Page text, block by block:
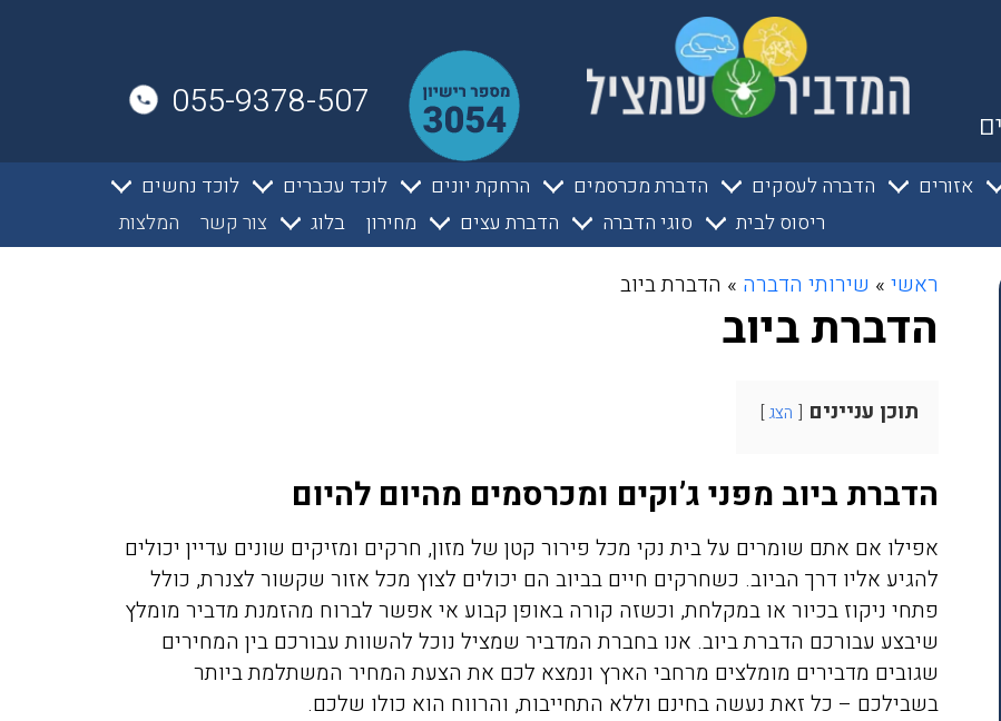
055-9378-507
אזורים הדברה לעסקים הדברת מכרסמים הרחקת יונים לוכד עכברים
לוכד נחשים
ריסוס לבית
סוגי הדברה הדברת עצים מחירון בלוג צור קשר המלצות
ראשי » שירותי הדברה » הדברת ביוב
הדברת ביוב
תוכן עניינים הצג
הדברת ביוב מפני ג’וקים ומכרסמים מהיום להיום
אפילו אם אתם שומרים על בית נקי מכל פירור קטן של מזון, חרקים ומזיקים שונים עדיין יכולים
להגיע אליו דרך הביוב. כשחרקים חיים בביוב הם יכולים לצוץ מכל אזור שקשור לצנרת, כולל
פתחי ניקוז בכיור או במקלחת, וכשזה קורה באופן קבוע אי אפשר לברוח מהזמנת מדביר מומלץ
שיבצע עבורכם הדברת ביוב. אנו בחברת המדביר שמציל נוכל להשוות עבורכם בין המחירים
שגובים מדבירים מומלצים מרחבי הארץ ונמצא לכם את הצעת המחיר המשתלמת ביותר
בשבילכם – כל זאת נעשה בחינם וללא התחייבות, והרווח הוא כולו שלכם.